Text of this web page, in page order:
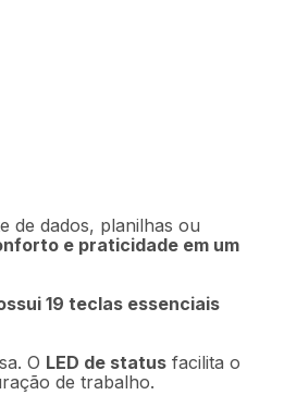
de dados, planilhas ou
e praticidade em um
19 teclas essenciais
O LED de status facilita o
de trabalho.